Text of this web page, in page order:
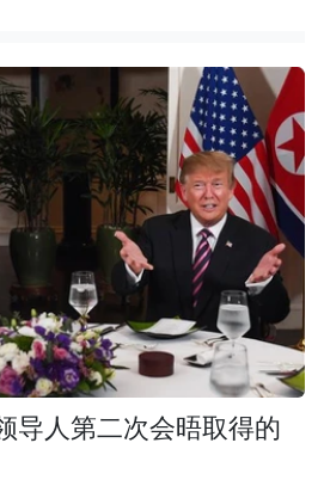
导人第二次会晤取得的